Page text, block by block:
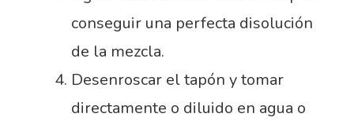
conseguir una perfecta disolución
de la mezcla.
Desenroscar el tapón y tomar
directamente o diluido en agua o